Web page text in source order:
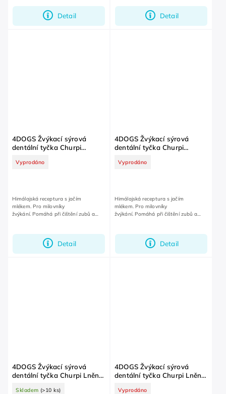
Detail Detail
4DOGS Žvýkací sýrová
dentální tyčka Churpi
Vyprodáno
Detail
Himálajská receptura s jačím
mlékem. Pro milovníky
žvýkání. Pomáhá při čištění zubů a
4DOGS Žvýkací sýrová
dentální tyčka Churpi
Vyprodáno
Detail
Himálajská receptura s jačím
mlékem. Pro milovníky
žvýkání. Pomáhá při čištění zubů a
4DOGS Žvýkací sýrová
dentální tyčka Churpi Lněné
Skladem (>10 ks)
4DOGS Žvýkací sýrová
dentální tyčka Churpi Lněné
Vyprodáno